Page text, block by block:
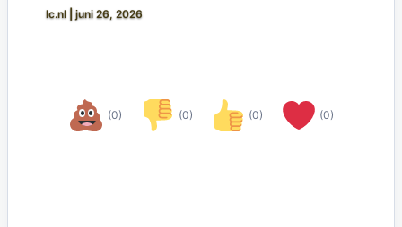
lc.nl juni 26, 2026
(0) (0) (0) (0)